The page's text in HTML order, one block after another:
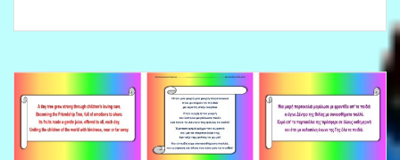
την
Παγκόσμια
Ημέρα
Παιδικού
Βιβλίου